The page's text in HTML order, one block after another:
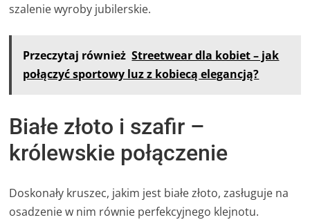
szalenie wyroby jubilerskie.
Przeczytaj również Streetwear dla kobiet – jak
połączyć sportowy luz z kobiecą elegancją?
Białe złoto i szafir –
królewskie połączenie
Doskonały kruszec, jakim jest białe złoto, zasługuje na
osadzenie w nim równie perfekcyjnego klejnotu.